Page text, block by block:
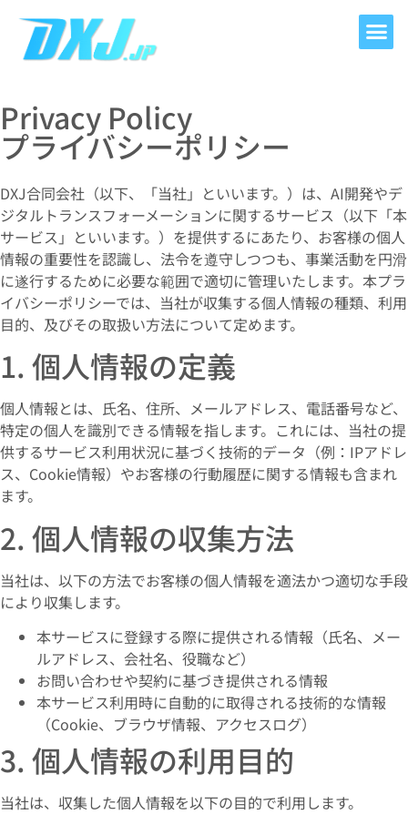
Privacy Policy
プライバシーポリシー
DXJ合同会社（以下、「当社」といいます。）は、AI開発やデ
ジタルトランスフォーメーションに関するサービス（以下「本
サービス」といいます。）を提供するにあたり、お客様の個人
情報の重要性を認識し、法令を遵守しつつも、事業活動を円滑
に遂行するために必要な範囲で適切に管理いたします。本プラ
イバシーポリシーでは、当社が収集する個人情報の種類、利用
目的、及びその取扱い方法について定めます。
1. 個人情報の定義
個人情報とは、氏名、住所、メールアドレス、電話番号など、
特定の個人を識別できる情報を指します。これには、当社の提
供するサービス利用状況に基づく技術的データ（例：IPアドレ
ス、Cookie情報）やお客様の行動履歴に関する情報も含まれ
ます。
2. 個人情報の収集方法
当社は、以下の方法でお客様の個人情報を適法かつ適切な手段
により収集します。
本サービスに登録する際に提供される情報（氏名、メー
ルアドレス、会社名、役職など）
お問い合わせや契約に基づき提供される情報
本サービス利用時に自動的に取得される技術的な情報
（Cookie、ブラウザ情報、アクセスログ）
3. 個人情報の利用目的
当社は、収集した個人情報を以下の目的で利用します。